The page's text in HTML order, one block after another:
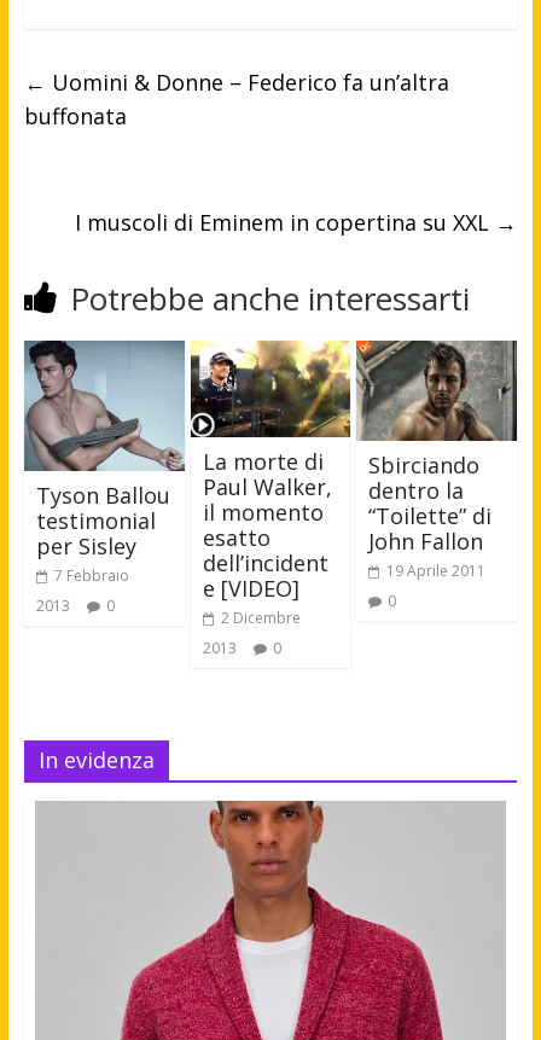
← Uomini & Donne – Federico fa un’altra
buffonata
I muscoli di Eminem in copertina su XXL →
Potrebbe anche interessarti
Tyson Ballou
testimonial
per Sisley
7 Febbraio
2013
0
La morte di
Paul Walker,
il momento
esatto
dell’incident
e [VIDEO]
2 Dicembre
2013
0
Sbirciando
dentro la
“Toilette” di
John Fallon
19 Aprile 2011
0
In evidenza